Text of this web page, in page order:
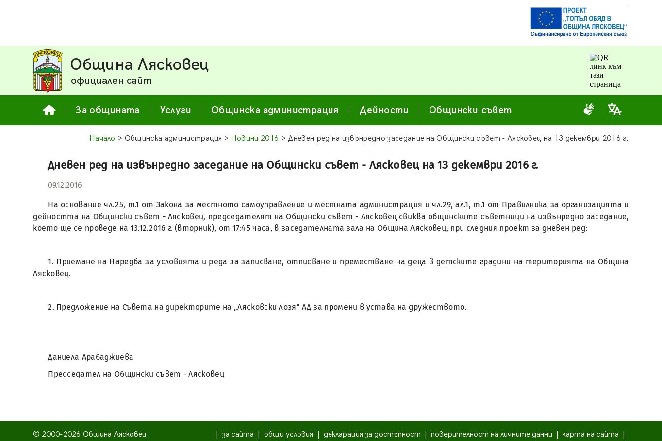
Община Лясковец
официален сайт
За общината Услуги Общинска администрация Дейности Общински съвет
Начало > Общинска администрация > Новини 2016 > Дневен ред на извънредно заседание на Общински съвет - Лясковец на 13 декември 2016 г.
Дневен ред на извънредно заседание на Общински съвет - Лясковец на 13 декември 2016 г.
09.12.2016
На основание чл.25, т.1 от Закона за местното самоуправление и местната администрация и чл.29, ал.1, т.1 от Правилника за организацията и
дейността на Общински съвет - Лясковец, председателят на Общински съвет - Лясковец свиква общинските съветници на извънредно заседание,
което ще се проведе на 13.12.2016 г. (вторник), от 17:45 часа, в заседателната зала на Община Лясковец, при следния проект за дневен ред:
1. Приемане на Наредба за условията и реда за записване, отписване и преместване на деца в детските градини на територията на Община
Лясковец.
2. Предложение на Съвета на директорите на „Лясковски лозя” АД за промени в устава на дружеството.
Даниела Арабаджиева
Председател на Общински съвет - Лясковец
© 2000-2026 Община Лясковец за сайта общи условия декларация за достъпност поверителност на личните данни карта на сайта